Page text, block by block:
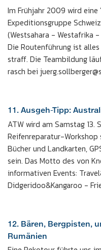
Im Frühjahr 2009 wird eine
Expeditionsgruppe
(Westsahara - Westafrika
Die Routenführung ist
straff. Die Teambildung
rasch bei
11. Ausgeh-Tipp:
ATW wird am Samstag
Reifenreparatur-
Bücher und Landkarten,
sein. Das Motto des von
informativen Events:
Didgeridoo&Kangaroo -
12. Bären, Bergpisten,
Rumänien